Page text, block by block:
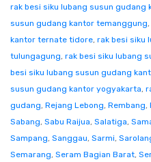
rak besi siku lubang susun gudang
susun gudang kantor temanggung,
kantor ternate tidore, rak besi siku
tulungagung, rak besi siku lubang
besi siku lubang susun gudang
susun gudang kantor yogyakarta,
gudang, Rejang Lebong, Rembang,
Sabang, Sabu Raijua, Salatiga,
Sampang, Sanggau, Sarmi,
Semarang, Seram Bagian Barat,